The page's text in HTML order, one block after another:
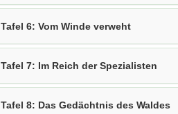
Tafel 6: Vom Winde verweht
Tafel 7: Im Reich der Spezialisten
Tafel 8: Das Gedächtnis des Waldes